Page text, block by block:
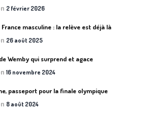
2 février 2026
France masculine : la relève est déjà là
26 août 2025
Wemby qui surprend et agace
16 novembre 2024
passeport pour la finale olympique
8 août 2024